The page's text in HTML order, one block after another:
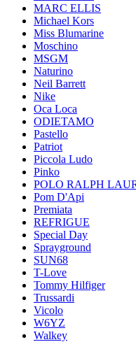
MARC ELLIS
Michael Kors
Miss Blumarine
Moschino
MSGM
Naturino
Neil Barrett
Nike
Oca Loca
ODIETAMO
Pastello
Patriot
Piccola Ludo
Pinko
POLO RALPH
Pom D'Api
Premiata
REFRIGUE
Special Day
Sprayground
SUN68
T-Love
Tommy Hilfiger
Trussardi
Vicolo
W6YZ
Walkey